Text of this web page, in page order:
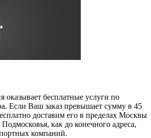
оказывает бесплатные услуги по
Если Ваш заказ превышает сумму в 45
доставим его в пределах Москвы
как до конечного адреса,
компаний.